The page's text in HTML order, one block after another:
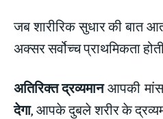
जब शारीरिक सुधार की बात
अक्सर सर्वोच्च प्राथमिकता
अतिरिक्त द्रव्यमानआपकी
देगा, आपके दुबले शरीर के